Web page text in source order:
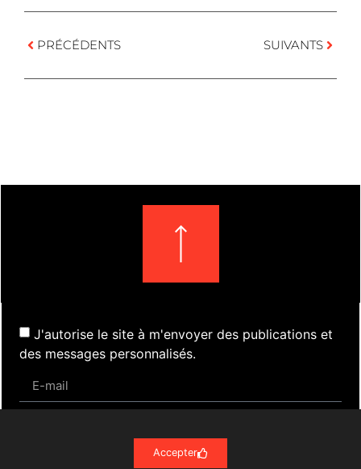
PRÉCÉDENTS SUIVANTS
J'autorise le site à m'envoyer des publications et
des messages personnalisés.
Accepter